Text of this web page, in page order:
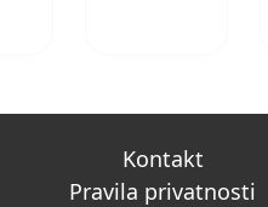
Kontakt
Pravila privatnosti